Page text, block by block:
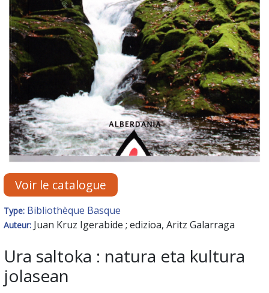
Voir le catalogue
Type: Bibliothèque Basque
Auteur: Juan Kruz Igerabide ; edizioa, Aritz Galarraga
Ura saltoka : natura eta kultura
jolasean